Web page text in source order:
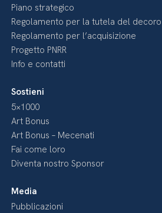
Piano strategico
Regolamento per la tutela del decoro
Regolamento per l’acquisizione
Progetto PNRR
Info e contatti
Sostieni
5×1000
Art Bonus
Art Bonus – Mecenati
Fai come loro
Diventa nostro Sponsor
Media
Pubblicazioni